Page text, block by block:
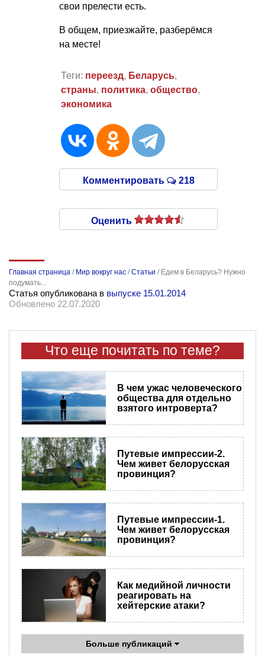
свои прелести есть.
В общем, приезжайте, разберёмся
на месте!
Теги: переезд, Беларусь,
страны, политика, общество,
экономика
Комментировать 218
Оценить
Главная страница / Мир вокруг нас /Статьи / Едем в Беларусь? Нужно
подумать...
Статья опубликована в выпуске 15.01.2014
Обновлено 22.07.2020
Что еще почитать по теме?
В чем ужас человеческого
общества для отдельно
взятого интроверта?
Путевые импрессии-2.
Чем живет белорусская
провинция?
Путевые импрессии-1.
Чем живет белорусская
провинция?
Как медийной личности
реагировать на
хейтерские атаки?
Больше публикаций